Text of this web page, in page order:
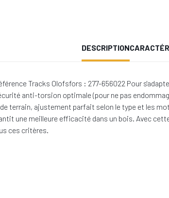
DESCRIPTION
Tracks Olofsfors : 277-656022 Pour
anti-torsion optimale (pour ne pas
terrain, ajustement parfait selon le type et les
une meilleure efficacité dans un bois. Avec
ces critères.